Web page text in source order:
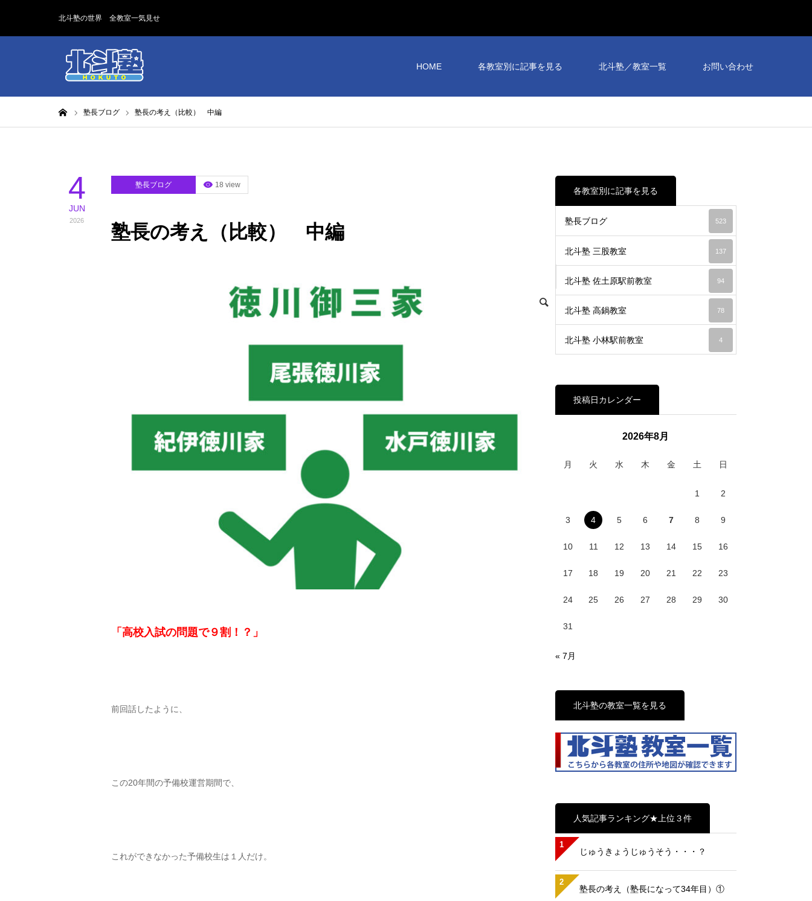
北斗塾の世界 全教室一気見せ
HOME 各教室別に記事を見る 北斗塾／教室一覧 お問い合わせ
塾長ブログ 塾長の考え（比較） 中編
4
JUN
2026
塾長ブログ 18 view
塾長の考え（比較） 中編
「高校入試の問題で９割！？」
前回話したように、
この20年間の予備校運営期間で、
これができなかった予備校生は１人だけ。
各教室別に記事を見る
塾長ブログ 523
北斗塾 三股教室 137
北斗塾 佐土原駅前教室 94
北斗塾 高鍋教室 78
北斗塾 小林駅前教室 4
投稿日カレンダー
2026年8月
月 火 水 木 金 土 日
1 2
3 4 5 6 7 8 9
10 11 12 13 14 15 16
17 18 19 20 21 22 23
24 25 26 27 28 29 30
31
« 7月
北斗塾の教室一覧を見る
人気記事ランキング★上位３件
1
じゅうきょうじゅうそう・・・？
2
塾長の考え（塾長になって34年目）①